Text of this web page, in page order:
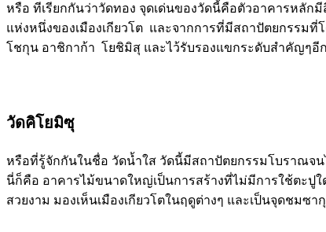
หรือ ทีเรียกกันว่าวัดทอง จุดเด่นของวัดนี้คือตัวอาคารหลัก
แห่งหนึ่งของเมืองเกียวโต และจากการที่มีสถาปัตยกรรมที่
โชกุน อาชิกาก้า โยชิมิสุ และไว้รับรองแขกระดับสำคัญๆอี
วัดคิโยมิซุ
หรือที่รู้จักกันในชื่อ วัดน้ำใส วัดนี้มีสถาปัตยกรรมโบราณจ
นี่ก็คือ อาคารไม้ขนาดใหญ่เป็นการสร้างที่ไม่มีการใช้ตะปู
สวยงาม มองเห็นเมืองเกียวโตในฤดูต่างๆ และเป็นจุดชม